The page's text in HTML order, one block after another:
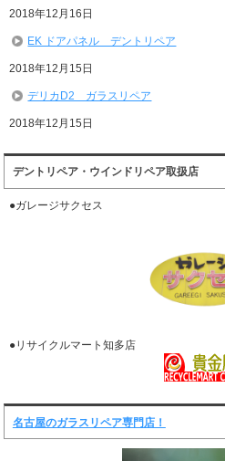
2018年12月16日
EK ドアパネル デントリペア
2018年12月15日
デリカD2 ガラスリペア
2018年12月15日
デントリペア・ウインドリペア取扱店
●ガレージサクセス
●リサイクルマート知多店
名古屋のガラスリペア専門店！